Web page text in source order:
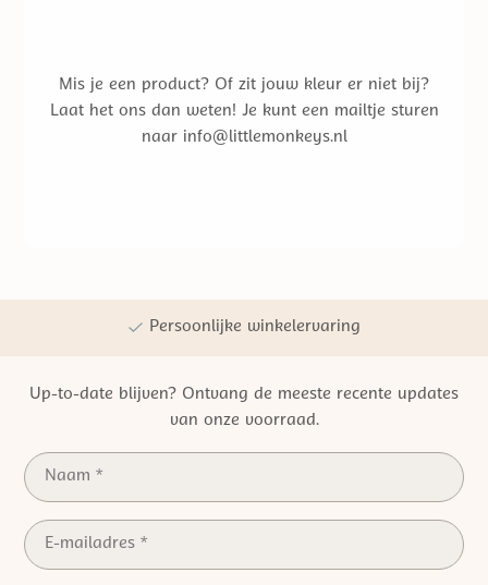
Mis je een product? Of zit jouw kleur er niet bij?
Laat het ons dan weten! Je kunt een mailtje sturen
naar info@littlemonkeys.nl
Persoonlijke winkelervaring
Up-to-date blijven? Ontvang de meeste recente updates
van onze voorraad.